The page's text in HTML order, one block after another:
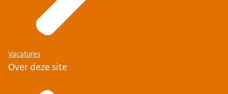
Vacatures
Over deze site